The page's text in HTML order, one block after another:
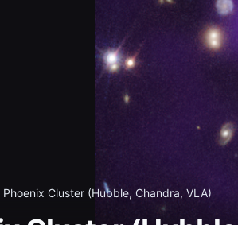
Phoenix Cluster (Hubble, Chandra, VLA)